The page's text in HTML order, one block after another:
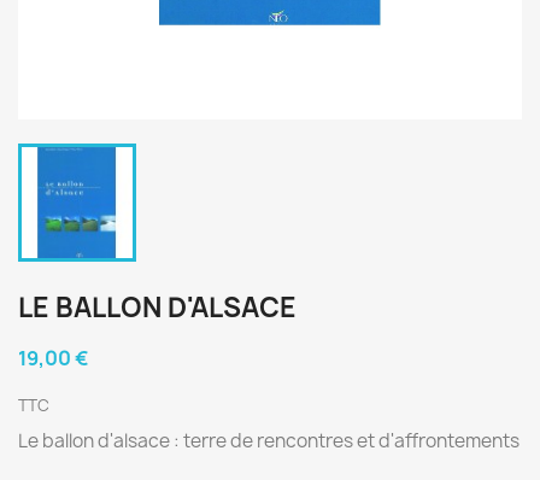
LE BALLON D'ALSACE
19,00 €
TTC
Le ballon d'alsace : terre de rencontres et d'affrontements